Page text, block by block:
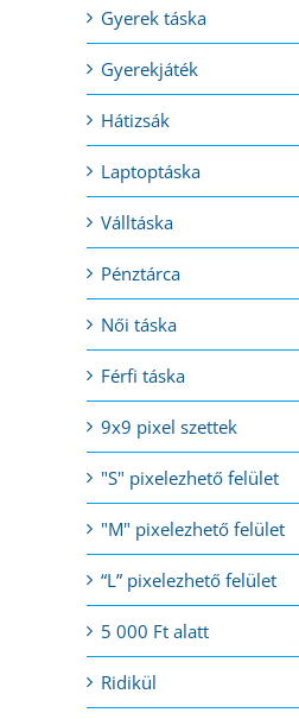
Gyerek táska
Gyerekjáték
Hátizsák
Laptoptáska
Válltáska
Pénztárca
Női táska
Férfi táska
9x9 pixel szettek
"S" pixelezhető felület
"M" pixelezhető felület
“L” pixelezhető felület
5 000 Ft alatt
Ridikül